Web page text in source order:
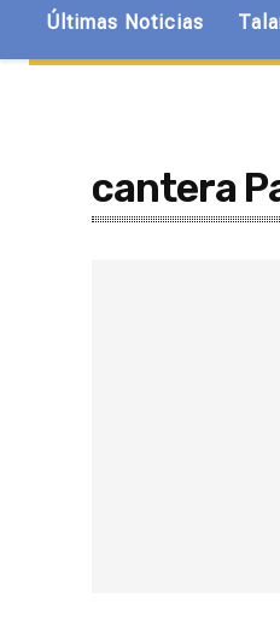
Últimas Noticias
cantera